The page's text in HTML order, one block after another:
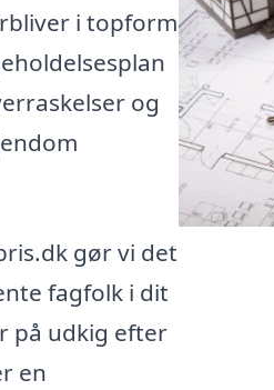
i topform
og
gør vi det
fagfolk i dit
på udkig efter
en